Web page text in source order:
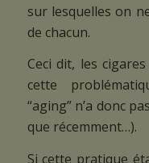
sur lesquelles on
de chacun.
Ceci dit, les
cette
“aging” n’a donc
que récemment…).
Si cette pratique